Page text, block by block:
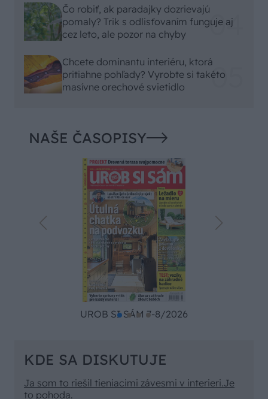
Čo robiť, ak paradajky dozrievajú
pomaly? Trik s odlisťovaním funguje aj
cez leto, ale pozor na chyby
Chcete dominantu interiéru, ktorá
pritiahne pohľady? Vyrobte si takéto
masívne orechové svietidlo
NAŠE ČASOPISY
UROB SI SÁM 7-8/2026
KDE SA DISKUTUJE
Ja som to riešil tieniacimi závesmi v interieri.Je
to pohoda.